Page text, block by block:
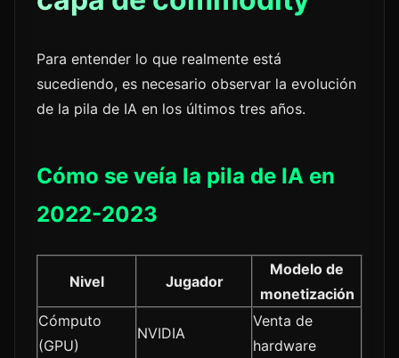
Para entender lo que realmente está
sucediendo, es necesario observar la evolución
de la pila de IA en los últimos tres años.
Cómo se veía la pila de IA en
2022-2023
Nivel Jugador
Modelo de
monetización
Cómputo
(GPU)
NVIDIA
Venta de
hardware